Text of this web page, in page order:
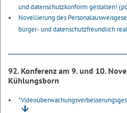
und datenschutzkonform gestalten!
Novellierung des
bürger- und datenschutzfreundlich
92. Konferenz am 9. und 10.
Kühlungsborn